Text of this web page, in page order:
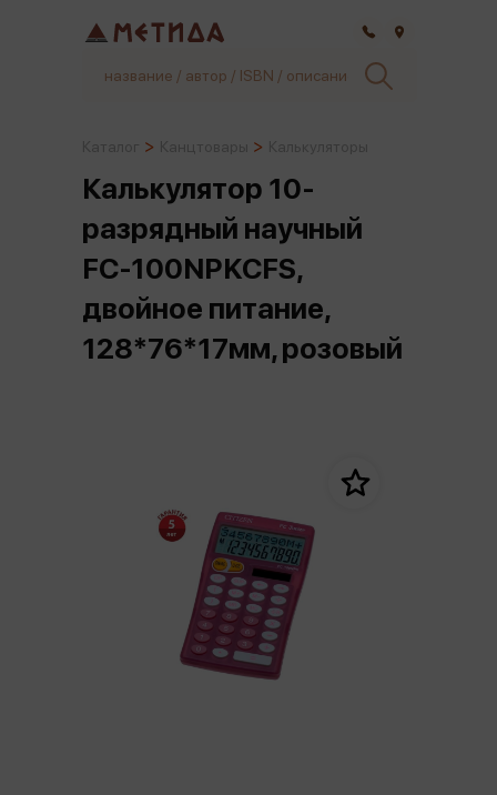
Калькулятор 10-
разрядный научный
FC-100NPKCFS,
двойное питание,
128*76*17мм, розовый